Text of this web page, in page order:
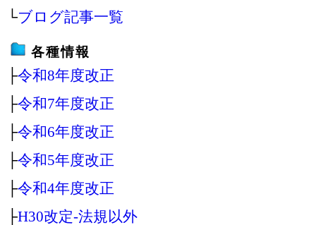
└ブログ記事一覧
各種情報
├令和8年度改正
├令和7年度改正
├令和6年度改正
├令和5年度改正
├令和4年度改正
├H30改定‐法規以外